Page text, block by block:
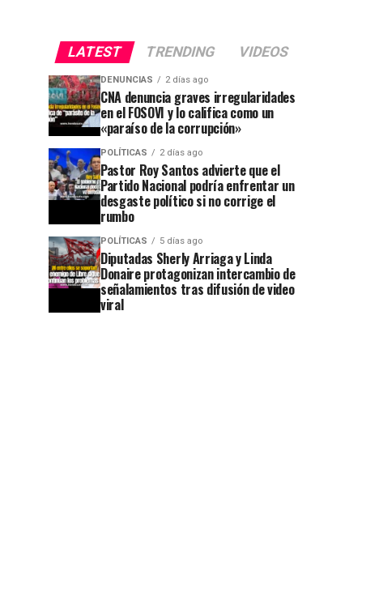
LATEST TRENDING VIDEOS
DENUNCIAS 2 días ago
CNA denuncia graves irregularidades
en el FOSOVI y lo califica como un
«paraíso de la corrupción»
POLÍTICAS 2 días ago
Pastor Roy Santos advierte que el
Partido Nacional podría enfrentar un
desgaste político si no corrige el
rumbo
POLÍTICAS 5 días ago
Diputadas Sherly Arriaga y Linda
Donaire protagonizan intercambio de
señalamientos tras difusión de video
viral